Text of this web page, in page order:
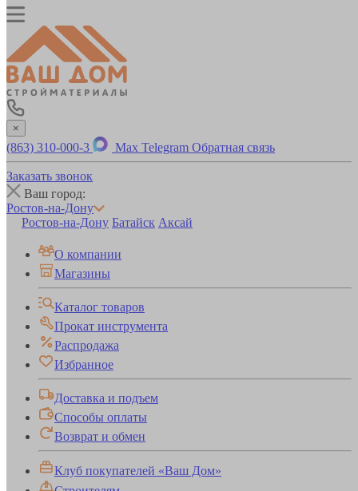
×
(863) 310-000-3 Max Telegram Обратная связь
Заказать звонок
Ваш город:
Ростов-на-Дону
Ростов-на-Дону Батайск Аксай
О компании
Магазины
Каталог товаров
Прокат инструмента
Распродажа
Избранное
Доставка и подъем
Способы оплаты
Возврат и обмен
Клуб покупателей «Ваш Дом»